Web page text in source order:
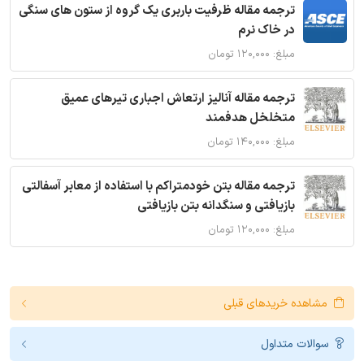
ترجمه مقاله ظرفیت باربری یک گروه از ستون های سنگی
در خاک نرم
مبلغ: ۱۲۰,۰۰۰ تومان
ترجمه مقاله آنالیز ارتعاش اجباری تیرهای عمیق
متخلخل هدفمند
مبلغ: ۱۴۰,۰۰۰ تومان
ترجمه مقاله بتن خودمتراکم با استفاده از معابر آسفالتی
بازیافتی و سنگدانه بتن بازیافتی
مبلغ: ۱۲۰,۰۰۰ تومان
مشاهده خریدهای قبلی
سوالات متداول